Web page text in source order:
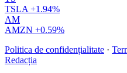
TSLA +1.94%
AM
AMZN +0.59%
Politica de confidențialitate ·
Redacția